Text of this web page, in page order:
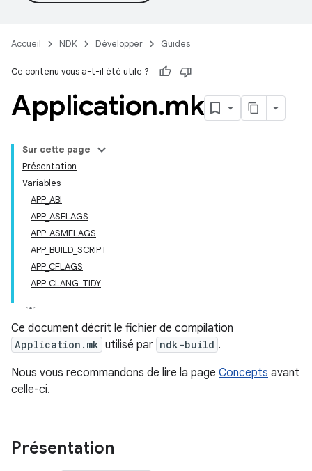
Accueil NDK Développer Guides
Ce contenu vous a-t-il été utile ?
Application.mk
Sur cette page
Présentation
Variables
APP_ABI
APP_ASFLAGS
APP_ASMFLAGS
APP_BUILD_SCRIPT
APP_CFLAGS
APP_CLANG_TIDY
Ce document décrit le fichier de compilation
Application.mk utilisé par ndk-build .
Nous vous recommandons de lire la page Concepts avant
celle-ci.
Présentation